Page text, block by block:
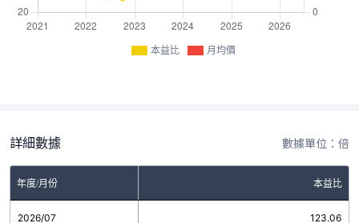
本益比 月均價
詳細數據 數據單位：倍
年度/月份 本益比
2026/07 123.06